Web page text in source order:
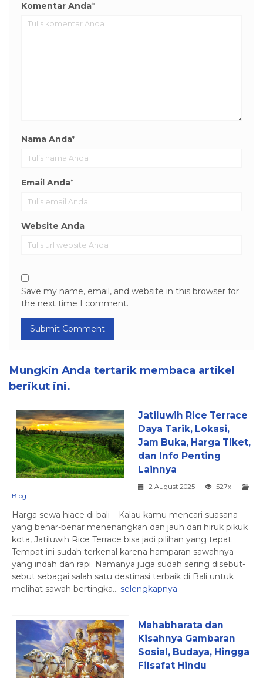
Komentar Anda*
Nama Anda*
Email Anda*
Website Anda
Save my name, email, and website in this browser for
the next time I comment.
Mungkin Anda tertarik membaca artikel
berikut ini.
Jatiluwih Rice Terrace
Daya Tarik, Lokasi,
Jam Buka, Harga Tiket,
dan Info Penting
Lainnya
2 August 2025
527x
Blog
Harga sewa hiace di bali – Kalau kamu mencari suasana
yang benar-benar menenangkan dan jauh dari hiruk pikuk
kota, Jatiluwih Rice Terrace bisa jadi pilihan yang tepat.
Tempat ini sudah terkenal karena hamparan sawahnya
yang indah dan rapi. Namanya juga sudah sering disebut-
sebut sebagai salah satu destinasi terbaik di Bali untuk
melihat sawah bertingka... selengkapnya
Mahabharata dan
Kisahnya Gambaran
Sosial, Budaya, Hingga
Filsafat Hindu